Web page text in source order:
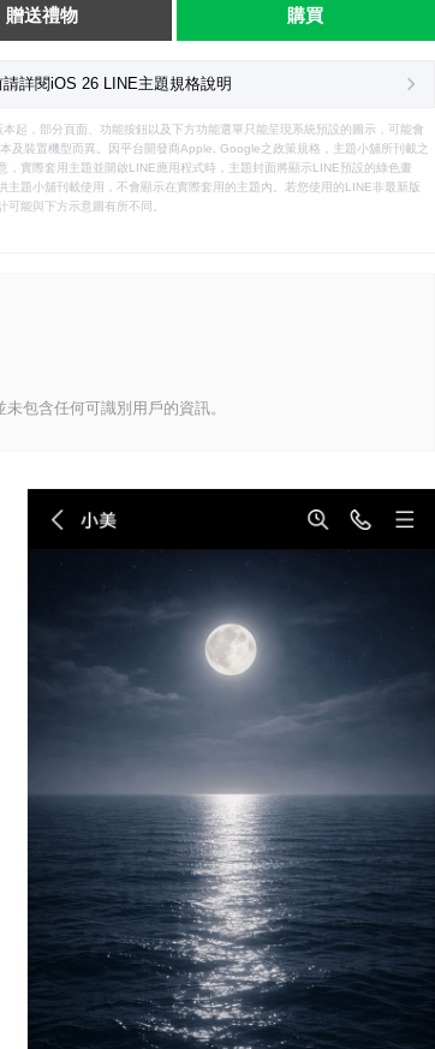
贈送禮物 購買
詳閱iOS 26 LINE主題規格說明
起，部分頁面、功能按鈕以及下方功能選單只能呈現系統預設的圖示，可能會
及裝置機型而異。因平台開發商Apple, Google之政策規格，主題小舖所刊載之
，實際套用主題並開啟LINE應用程式時，主題封面將顯示LINE預設的綠色畫
主題小舖刊載使用，不會顯示在實際套用的主題內。若您使用的LINE非最新版
可能與下方示意圖有所不同。
包含任何可識別用戶的資訊。